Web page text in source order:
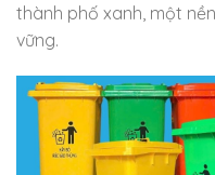
thành phố xanh, một
vững.